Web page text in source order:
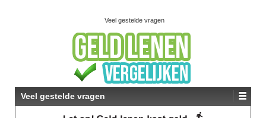
Veel gestelde vragen
Veel gestelde vragen